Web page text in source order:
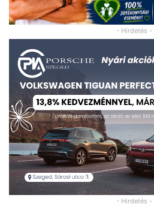
- Hirdetés -
- Hirdetés -